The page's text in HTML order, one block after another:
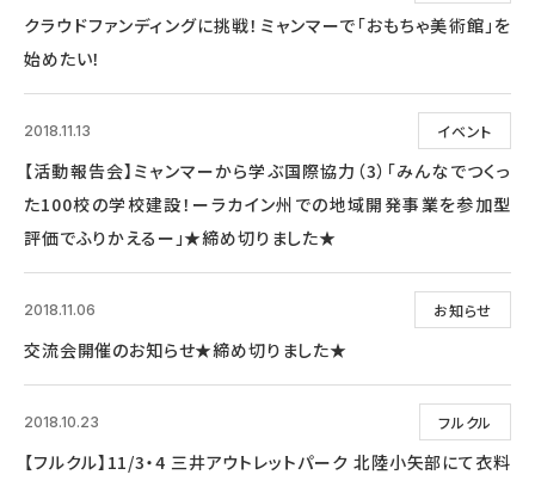
クラウドファンディングに挑戦！ミャンマーで「おもちゃ美術館」を
始めたい！
イベント
2018.11.13
【活動報告会】ミャンマーから学ぶ国際協力（3）「みんなでつくっ
た100校の学校建設！ーラカイン州での地域開発事業を参加型
評価でふりかえるー」★締め切りました★
お知らせ
2018.11.06
交流会開催のお知らせ★締め切りました★
フルクル
2018.10.23
【フルクル】11/3・4 三井アウトレットパーク 北陸小矢部にて衣料